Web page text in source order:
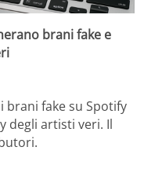
brani fake e
brani fake su Spotify
degli artisti veri. Il